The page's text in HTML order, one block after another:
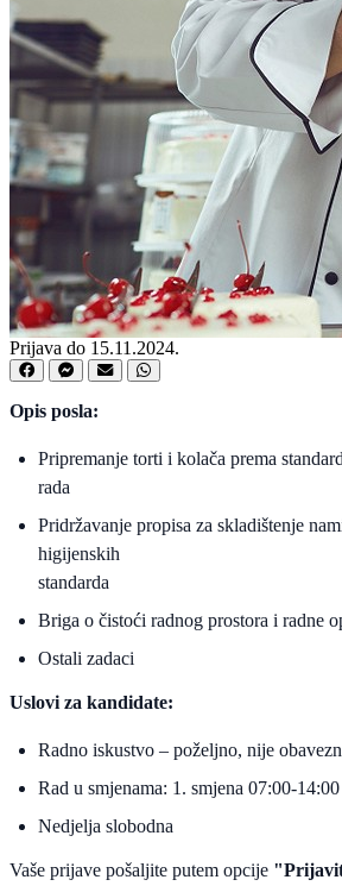
Prijava do 15.11.2024.
Opis posla:
Pripremanje torti i kolača prema
rada
Pridržavanje propisa za skladištenje
higijenskih
standarda
Briga o čistoći radnog prostora i radne
Ostali zadaci
Uslovi za kandidate:
Radno iskustvo – poželjno, nije
Rad u smjenama: 1. smjena 07:00-
Nedjelja slobodna
Vaše prijave pošaljite putem opcije